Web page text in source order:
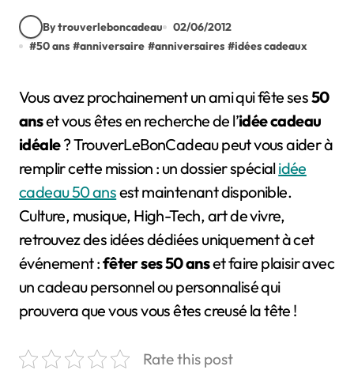
By trouverleboncadeau
02/06/2012
#50 ans #anniversaire #anniversaires #idées cadeaux
Vous avez prochainement un ami qui fête ses50
anset vous êtes en recherche de l’idée cadeau
idéale? TrouverLeBonCadeau peut vous aider à
remplir cette mission : un dossier spécialidée
cadeau 50 ansest maintenant disponible.
Culture, musique, High-Tech, art de vivre,
retrouvez des idées dédiées uniquement à cet
événement :fêter ses 50 anset faire plaisir avec
un cadeau personnel ou personnalisé qui
prouvera que vous vous êtes creusé la tête !
Rate this post